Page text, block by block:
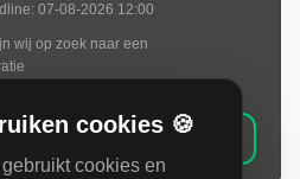
07-08-2026 12:00
wij op zoek naar een
opdracht
cookies 🍪
cookies en